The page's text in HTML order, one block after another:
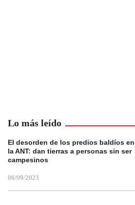
Lo más leído
El desorden de los predios baldíos en
la ANT: dan tierras a personas sin ser
campesinos
06/09/2023